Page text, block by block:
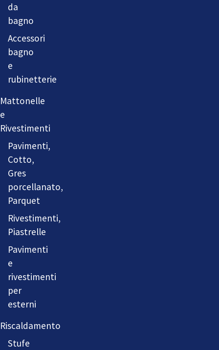
da
bagno
Accessori
bagno
e
rubinetterie
Mattonelle
e
Rivestimenti
Pavimenti,
Cotto,
Gres
porcellanato,
Parquet
Rivestimenti,
Piastrelle
Pavimenti
e
rivestimenti
per
esterni
Riscaldamento
Stufe